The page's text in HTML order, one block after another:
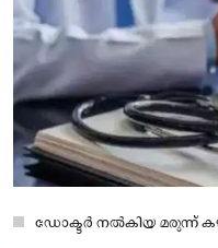
ഡോക്ട‌ർ നൽകിയ മരുന്ന്